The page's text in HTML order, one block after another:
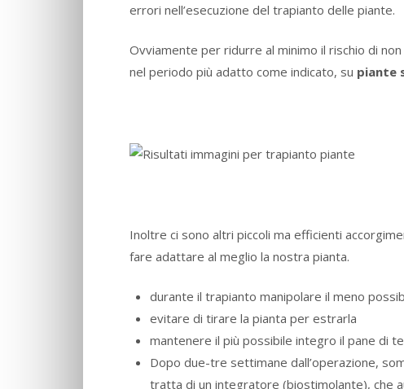
errori nell’esecuzione del trapianto delle piante.
Ovviamente per ridurre al minimo il rischio di
nel periodo più adatto come indicato, su piante
Inoltre ci sono altri piccoli ma efficienti
fare adattare al meglio la nostra pianta.
durante il trapianto manipolare il meno
evitare di tirare la pianta per estrarla
mantenere il più possibile integro il pane di
Dopo due-tre settimane dall’operazione,
tratta di un integratore (biostimolante), che